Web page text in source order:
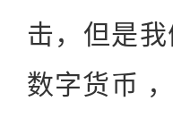
击，但是
数字货币